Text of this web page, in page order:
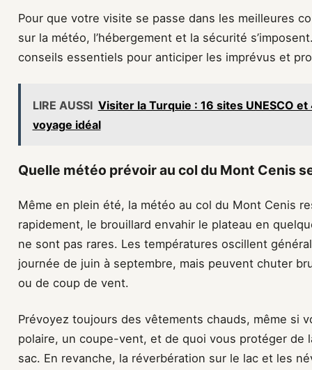
Pour que votre visite se passe dans les meilleures
sur la météo, l’hébergement et la sécurité
conseils essentiels pour anticiper les imprévus et
LIRE AUSSI Visiter la Turquie : 16 sites UNESCO
voyage idéal
Quelle météo prévoir au col du Mont Cenis
Même en plein été, la météo au col du Mont Cenis
rapidement, le brouillard envahir le plateau en
ne sont pas rares. Les températures oscillent
journée de juin à septembre, mais peuvent chuter
ou de coup de vent.
Prévoyez toujours des vêtements chauds, même si
polaire, un coupe-vent, et de quoi vous protéger de
sac. En revanche, la réverbération sur le lac et les